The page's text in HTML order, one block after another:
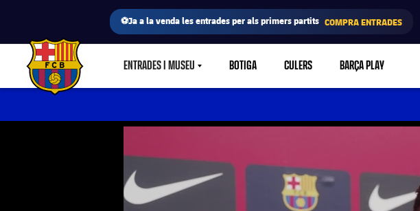
⚽Ja a la venda les entrades per als primers partits COMPRA ENTRADES
FC Barcelona club badge ENTRADES I MUSEULABEL.SHARE.CARETDOWN
BOTIGA CULERS BARÇA PLAY